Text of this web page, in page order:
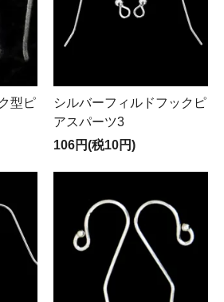
型ピ
シルバーフィルドフックピ
アスパーツ3
106円(税10円)